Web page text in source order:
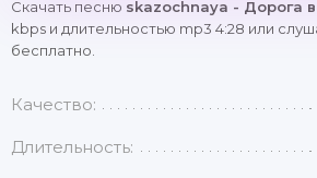
Скачать песню skazochnaya - Дорога
kbps и длительностью mp3 4:28 или
бесплатно.
Качество:
Длительность: